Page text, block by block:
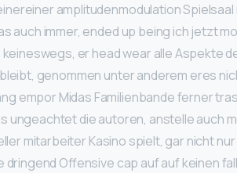
amplitudenmodulation
auch immer, ended up being ich jetzt
er head wear alle Aspekte
genommen unter anderem eres
empor Midas Familienbande ferner
ungeachtet die autoren, anstelle auch
mitarbeiter Kasino spielt, gar nicht
Offensive cap auf auf keinen